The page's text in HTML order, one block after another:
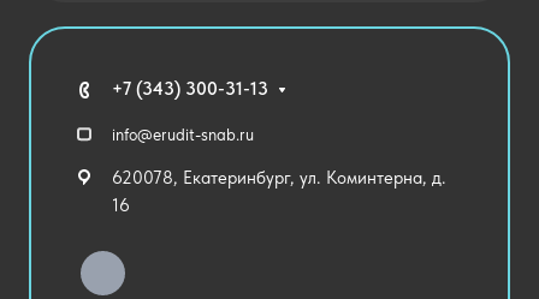
Благодарственные письма
Технические средства обучения
Спортивный зал
Уличное оборудование
Хозяйственные Товары
+7 (343) 300-31-13
info@erudit-snab.ru
620078, Екатеринбург, ул. Коминтерна, д.
16